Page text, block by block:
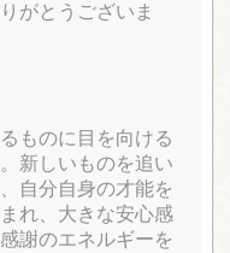
がとうございま
ものに目を向ける
新しいものを追い
自分自身の才能を
れ、大きな安心感
謝のエネルギーを